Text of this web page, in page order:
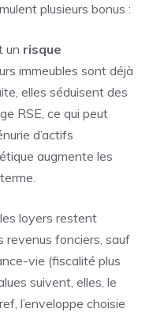
plusieurs bonus :
un risque
immeubles sont déjà
elles séduisent des
RSE, ce qui peut
d’actifs
augmente les
loyers restent
revenus fonciers, sauf
vie (fiscalité plus
suivent, elles, le
l’enveloppe choisie